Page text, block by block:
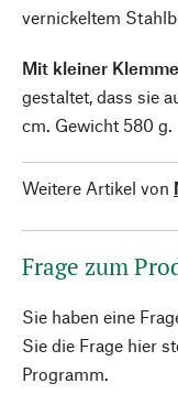
vernickeltem
Mit kleiner
gestaltet, dass sie
cm. Gewicht 580 g.
Weitere Artikel von
Frage zum
Sie haben eine
Sie die Frage hier
Programm.